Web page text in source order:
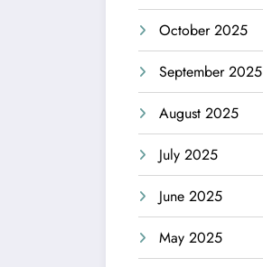
October 2025
September 2025
August 2025
July 2025
June 2025
May 2025